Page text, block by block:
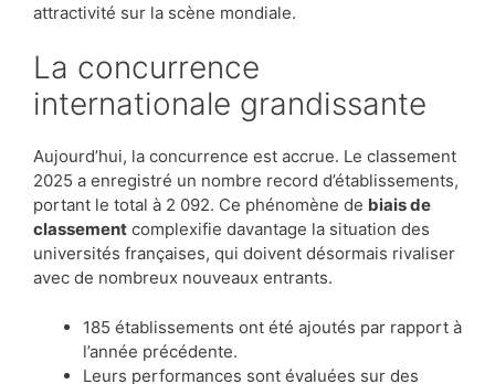
attractivité sur la scène mondiale.
La concurrence
internationale grandissante
Aujourd’hui, la concurrence est accrue. Le classement
2025 a enregistré un nombre record d’établissements,
portant le total à 2 092. Ce phénomène de biais de
classement complexifie davantage la situation des
universités françaises, qui doivent désormais rivaliser
avec de nombreux nouveaux entrants.
185 établissements ont été ajoutés par rapport à
l’année précédente.
Leurs performances sont évaluées sur des